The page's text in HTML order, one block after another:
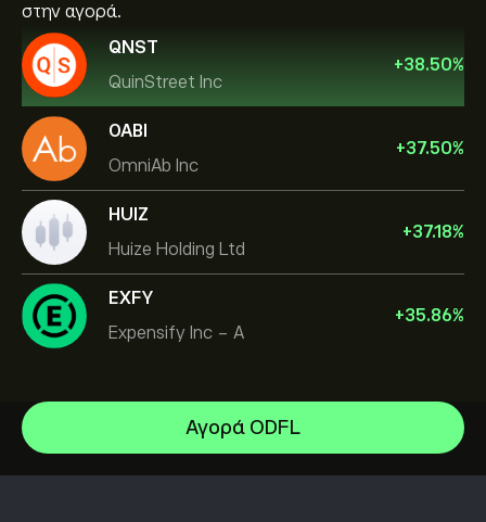
στην αγορά.
QNST
QuinStreet Inc
+38.50%
OABI
OmniAb Inc
+37.50%
HUIZ
Huize Holding Ltd
+37.18%
EXFY
Expensify Inc - A
+35.86%
Αγορά ODFL
Celestica Inc
Κέντρο βοήθειας